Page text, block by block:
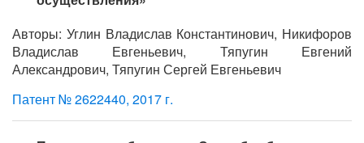
Авторы: Углин Владислав Константинович, Никифоров
Владислав Евгеньевич, Тяпугин Евгений
Александрович, Тяпугин Сергей Евгеньевич
Патент № 2622440, 2017 г.